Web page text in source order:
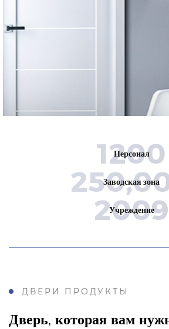
1200
Персонал
Заводская зона
2009
Учреждение
ДВЕРИ ПРОДУКТЫ
Дверь, которая вам